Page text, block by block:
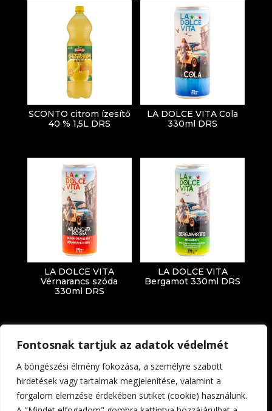
Fontosnak tartjuk az adatok védelmét
A böngészési élmény fokozása, a személyre szabott
hirdetések vagy tartalmak megjelenítése, valamint a
forgalom elemzése érdekében sütiket (cookie) használunk.
SCONTO citrom ízesítő
40 % 1,5L DRS
LA DOLCE VITA Cola
330ml DRS
LA DOLCE VITA
Vérnarancs szóda
330ml DRS
LA DOLCE VITA
Bergamot 330ml DRS
Impresszum Adatkezelési tájékoztató